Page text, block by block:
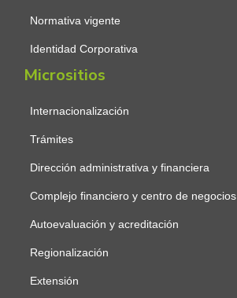
Normativa vigente
Identidad Corporativa
Micrositios
Internacionalización
Trámites
Dirección administrativa y financiera
Complejo financiero y centro de negocios
Autoevaluación y acreditación
Regionalización
Extensión